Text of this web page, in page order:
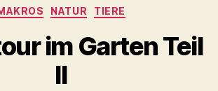
Kategorien
NATUR TIERE
im Garten Teil
II